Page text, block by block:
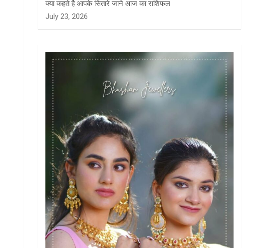
क्या कहते है आपके सितारे जाने आज का राशिफल
July 23, 2026